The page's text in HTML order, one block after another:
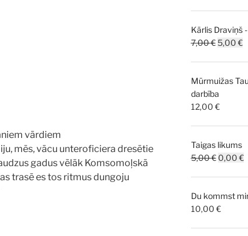
vārdiem
mēs, vācu unteroficiera dresētie
gadus vēlāk Komsomoļskā
trasē es tos ritmus dungoju
Kārlis Draviņš
7,00€ Original
7,00 €.
5,00 €
Mūrmuižas
darbība
12,00€
Taigas likums
5,00€ Original
5,00 €.
0,00 €
Du kommst
10,00€